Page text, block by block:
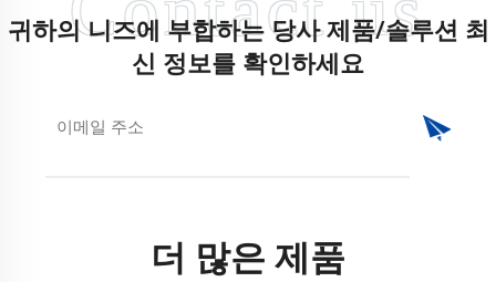
귀하의 니즈에 부합하는 당사 제품/솔루션 최
신 정보를 확인하세요
더 많은 제품